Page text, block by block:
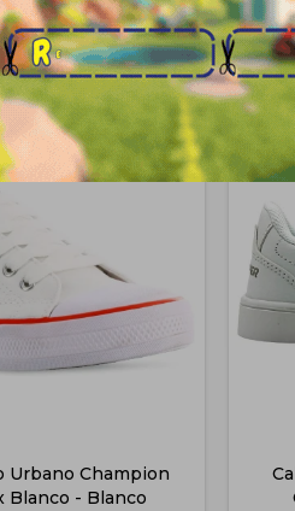
que te
Urbano Champion
Blanco - Blanco